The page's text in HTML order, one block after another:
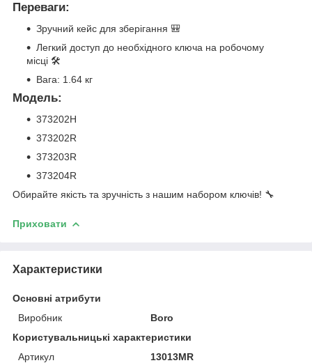
Переваги:
Зручний кейс для зберігання 🎒
Легкий доступ до необхідного ключа на робочому
місці 🛠️
Вага: 1.64 кг
Модель:
373202H
373202R
373203R
373204R
Обирайте якість та зручність з нашим набором ключів! 🔧
Приховати
Характеристики
Основні атрибути
Виробник
Boro
Користувальницькі характеристики
Артикул
13013MR